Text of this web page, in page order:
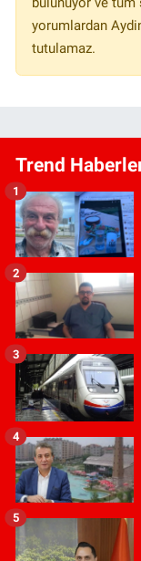
yorumlardan
tutulamaz.
Trend
1
2
3
4
5